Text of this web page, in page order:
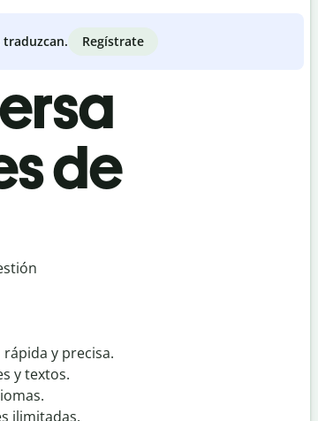
Regístrate
de
y precisa.
y textos.
ilimitadas.